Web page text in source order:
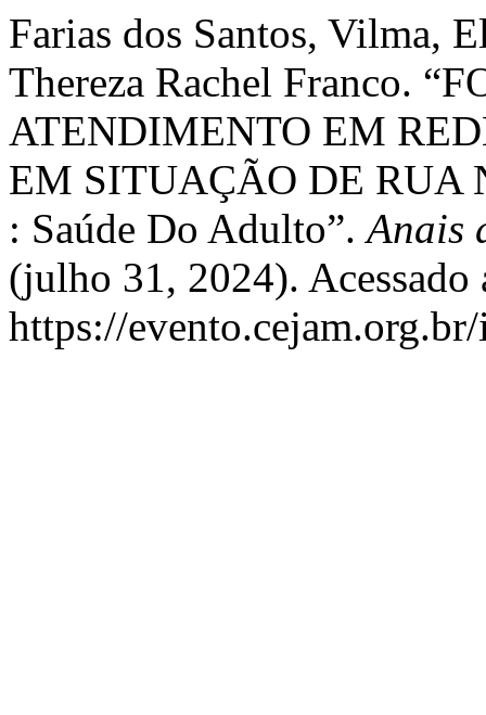
Farias dos Santos, Vilma,
Thereza Rachel Franco.
ATENDIMENTO EM
EM SITUAÇÃO DE RUA
: Saúde Do Adulto”.Anais
(julho 31, 2024). Acessado
https://